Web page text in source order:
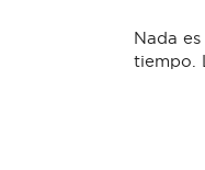
Nada
tiempo.